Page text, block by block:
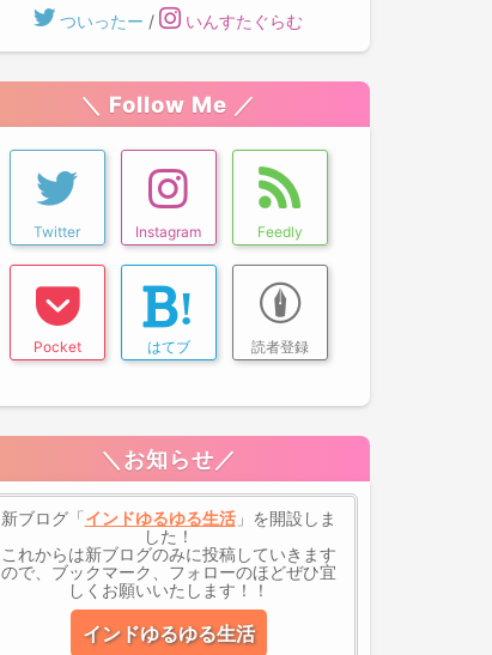
ついったー / いんすたぐらむ
＼ Follow Me ／
Twitter Instagram Feedly
Pocket はてブ 読者登録
＼お知らせ／
新ブログ「インドゆるゆる生活」を開設しま
した！
これからは新ブログのみに投稿していきます
ので、ブックマーク、フォローのほどぜひ宜
しくお願いいたします！！
インドゆるゆる生活